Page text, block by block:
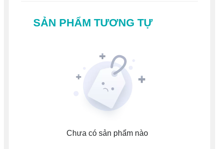
SẢN PHẨM TƯƠNG TỰ
Chưa có sản phẩm nào